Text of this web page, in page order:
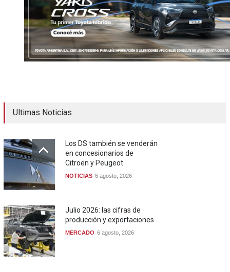
Ultimas Noticias
Los DS también se venderán
en concesionarios de
Citroën y Peugeot
NOTICIAS 6 agosto, 2026
Julio 2026: las cifras de
producción y exportaciones
MERCADO 6 agosto, 2026